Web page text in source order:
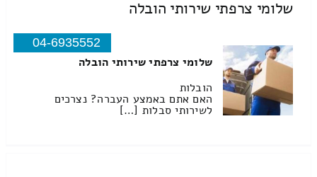
שלומי צרפתי שירותי הובלה
04-6935552
שלומי צרפתי שירותי הובלה
הובלות
האם אתם באמצע העברה? נצרכים
לשירותי סבלות […]